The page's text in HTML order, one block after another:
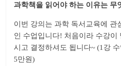
과학책을 읽어야 하는 이유는 무
이번 강의는 과학 독서교육에 관
인 수업입니다! 처음이라 수강이
시고 결정하셔도 됩니다~ (1강
5만원)